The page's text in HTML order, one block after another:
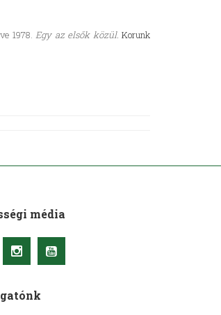
1978.Egy az elsők közül. Korunk
média